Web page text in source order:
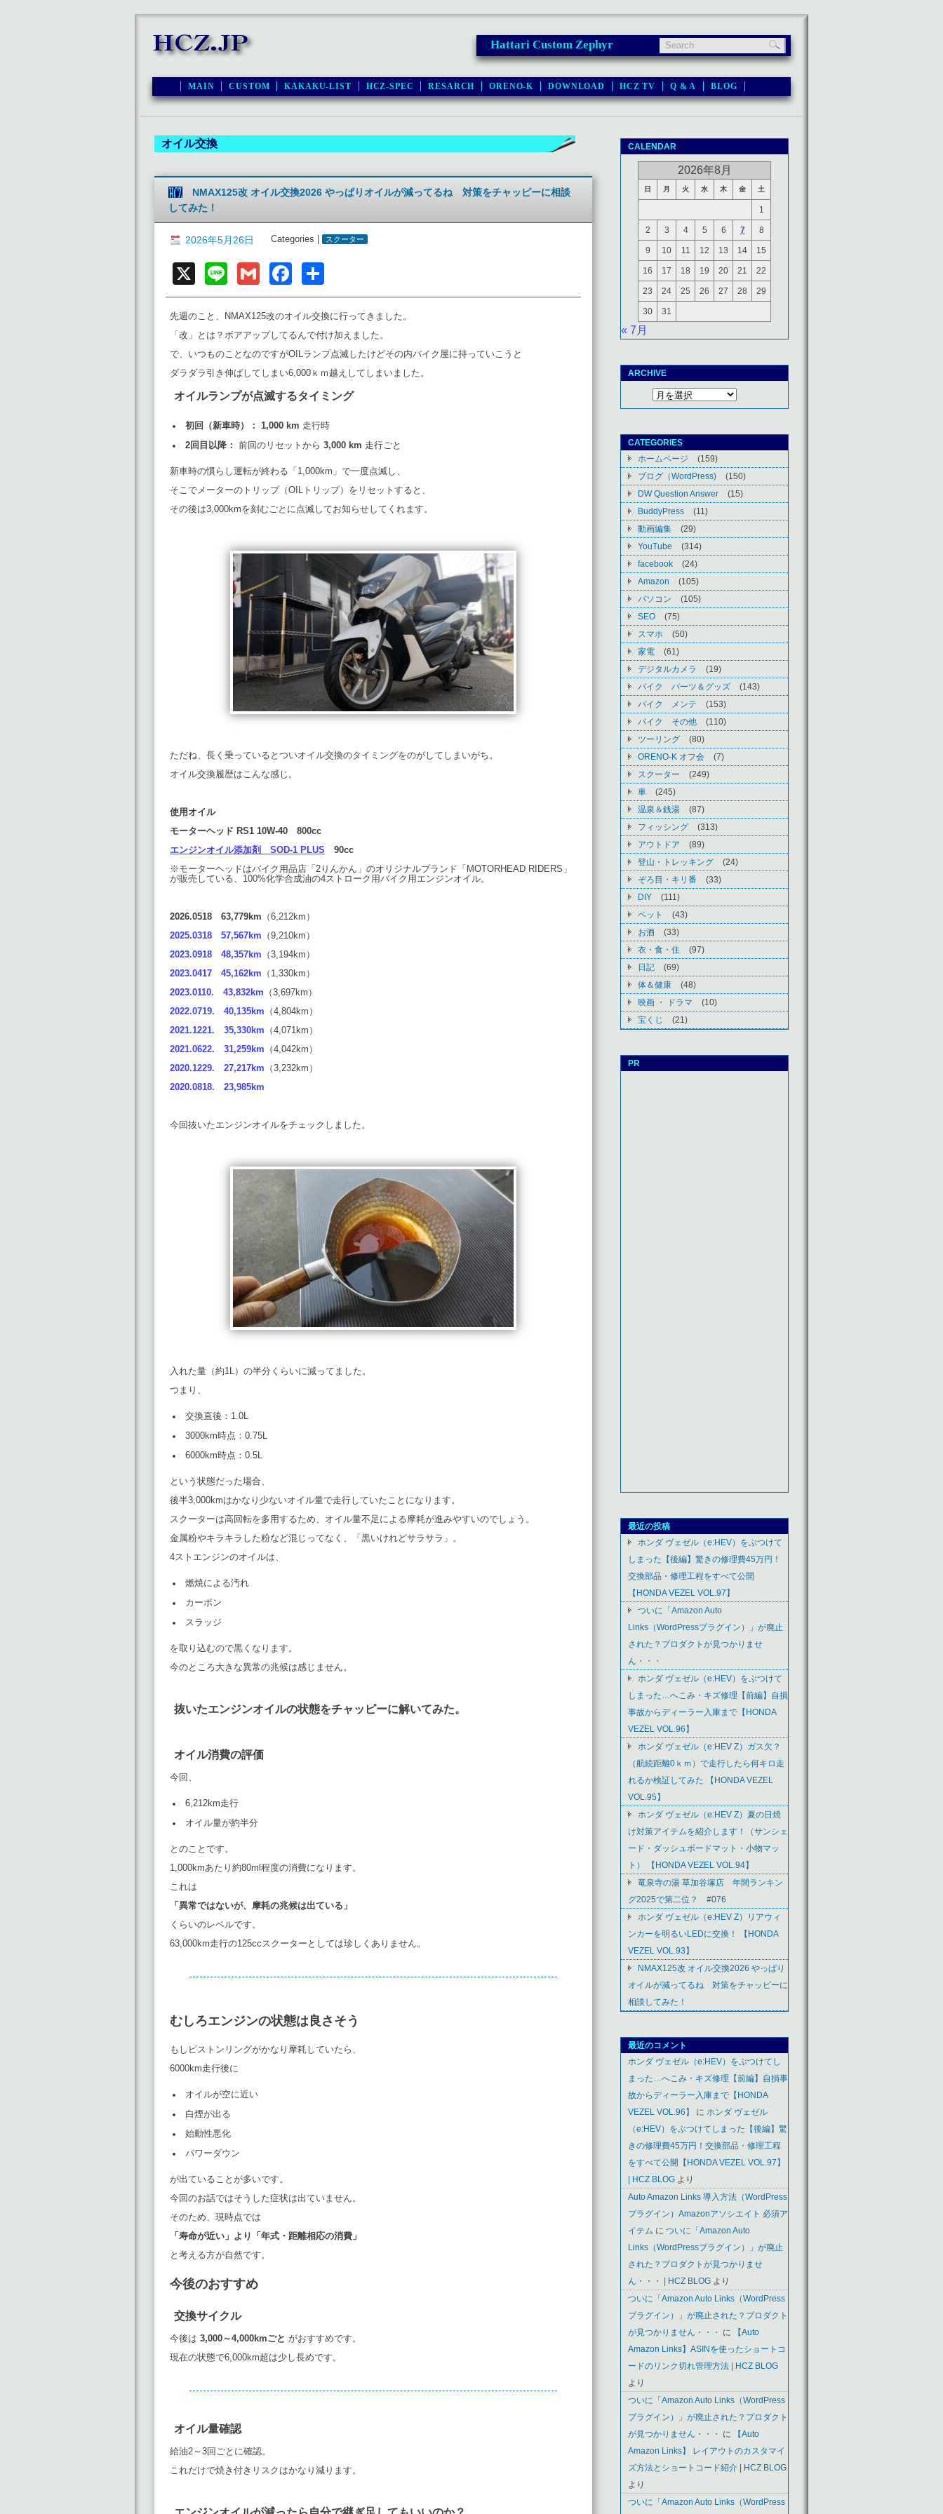
Hattari Custom Zephyr
MAIN CUSTOM KAKAKU-LIST HCZ-SPEC RESARCH ORENO-K DOWNLOAD HCZ TV Q & A BLOG
オイル交換
NMAX125改 オイル交換2026 やっぱりオイルが減ってるね 対策をチャッピーに相談
してみた！
2026年5月26日 Categories | スクーター
X Line GmailFacebook
有
先週のこと、NMAX125改のオイル交換に行ってきました。
「改」とは？ボアアップしてるんで付け加えました。
で、いつものことなのですがOILランプ点滅したけどその内バイク屋に持っていこうと
ダラダラ引き伸ばしてしまい6,000ｋｍ越えしてしまいました。
オイルランプが点滅するタイミング
初回（新車時）： 1,000 km 走行時
2回目以降：
前回のリセットから 3,000 km 走行ごと
新車時の慣らし運転が終わる「1,000km」で一度点滅し、
そこでメーターのトリップ（OILトリップ）をリセットすると、
その後は3,000kmを刻むごとに点滅してお知らせしてくれます。
ただね、長く乗っているとついオイル交換のタイミングをのがしてしまいがち。
オイル交換履歴はこんな感じ。
使用オイル
モーターヘッド RS1 10W-40 800cc
エンジンオイル添加剤 SOD-1 PLUS 90cc
※モーターヘッドはバイク用品店「2りんかん」のオリジナルブランド「MOTORHEAD RIDERS」
が販売している、100%化学合成油の4ストローク用バイク用エンジンオイル。
2026.0518 63,779km （6,212km）
2025.0318 57,567km （9,210km）
2023.0918 48,357km （3,194km）
2023.0417 45,162km （1,330km）
2023.0110. 43,832km （3,697km）
2022.0719. 40,135km （4,804km）
2021.1221. 35,330km （4,071km）
2021.0622. 31,259km （4,042km）
2020.1229. 27,217km （3,232km）
2020.0818. 23,985km
今回抜いたエンジンオイルをチェックしました。
入れた量（約1L）の半分くらいに減ってました。
つまり、
交換直後：1.0L
3000km時点：0.75L
6000km時点：0.5L
という状態だった場合、
後半3,000kmはかなり少ないオイル量で走行していたことになります。
スクーターは高回転を多用するため、オイル量不足による摩耗が進みやすいのでしょう。
金属粉やキラキラした粉など混じってなく、「黒いけれどサラサラ」。
4ストエンジンのオイルは、
燃焼による汚れ
カーボン
スラッジ
を取り込むので黒くなります。
今のところ大きな異常の兆候は感じません。
抜いたエンジンオイルの状態をチャッピーに解いてみた。
オイル消費の評価
今回、
6,212km走行
オイル量が約半分
とのことです。
1,000kmあたり約80ml程度の消費になります。
これは
「異常ではないが、摩耗の兆候は出ている」
くらいのレベルです。
63,000km走行の125ccスクーターとしては珍しくありません。
むしろエンジンの状態は良さそう
もしピストンリングがかなり摩耗していたら、
6000km走行後に
オイルが空に近い
白煙が出る
始動性悪化
パワーダウン
が出ていることが多いです。
今回のお話ではそうした症状は出ていません。
そのため、現時点では
「寿命が近い」より「年式・距離相応の消費」
と考える方が自然です。
今後のおすすめ
交換サイクル
今後は 3,000～4,000kmごと がおすすめです。
現在の状態で6,000km超は少し長めです。
オイル量確認
給油2～3回ごとに確認。
これだけで焼き付きリスクはかなり減ります。
CALENDAR
2026年8月
日 月 火 水 木 金 土
1
2 3 4 5 6 7 8
9 10 11 12 13 14 15
16 17 18 19 20 21 22
23 24 25 26 27 28 29
30 31
« 7月
ARCHIVE
CATEGORIES
ホームページ
(159)
ブログ（WordPress)
(150)
DW Question Answer
(15)
BuddyPress
(11)
動画編集
(29)
YouTube
(314)
facebook
(24)
Amazon
(105)
パソコン
(105)
SEO
(75)
スマホ
(50)
家電
(61)
デジタルカメラ
(19)
バイク パーツ＆グッズ
(143)
バイク メンテ
(153)
バイク その他
(110)
ツーリング
(80)
ORENO-K オフ会
(7)
スクーター
(249)
車
(245)
温泉＆銭湯
(87)
フィッシング
(313)
アウトドア
(89)
登山・トレッキング
(24)
ぞろ目・キリ番
(33)
DIY
(111)
ペット
(43)
お酒
(33)
衣・食・住
(97)
日記
(69)
体＆健康
(48)
映画 ・ ドラマ
(10)
宝くじ
(21)
PR
最近の投稿
ホンダ ヴェゼル（e:HEV）をぶつけて
しまった【後編】驚きの修理費45万円！
交換部品・修理工程をすべて公開
【HONDA VEZEL VOL.97】
ついに「Amazon Auto
Links（WordPressプラグイン）」が廃止
された？プロダクトが見つかりませ
ん・・・
ホンダ ヴェゼル（e:HEV）をぶつけて
しまった…へこみ・キズ修理【前編】自損
事故からディーラー入庫まで【HONDA
VEZEL VOL.96】
ホンダ ヴェゼル（e:HEV Z）ガス欠？
（航続距離0ｋｍ）で走行したら何キロ走
れるか検証してみた 【HONDA VEZEL
VOL.95】
ホンダ ヴェゼル（e:HEV Z）夏の日焼
け対策アイテムを紹介します！（サンシェ
ード・ダッシュボードマット・小物マッ
ト） 【HONDA VEZEL VOL.94】
竜泉寺の湯 草加谷塚店 年間ランキン
グ2025で第二位？ #076
ホンダ ヴェゼル（e:HEV Z）リアウィ
ンカーを明るいLEDに交換！ 【HONDA
VEZEL VOL.93】
NMAX125改 オイル交換2026 やっぱり
オイルが減ってるね 対策をチャッピーに
相談してみた！
最近のコメント
ホンダ ヴェゼル（e:HEV）をぶつけてし
まった…へこみ・キズ修理【前編】自損事
故からディーラー入庫まで【HONDA
VEZEL VOL.96】
に ホンダ ヴェゼル
（e:HEV）をぶつけてしまった【後編】驚
きの修理費45万円！交換部品・修理工程
をすべて公開【HONDA VEZEL VOL.97】
| HCZ BLOG より
Auto Amazon Links 導入方法（WordPress
プラグイン）Amazonアソシエイト 必須ア
イテム に ついに「Amazon Auto
Links（WordPressプラグイン）」が廃止
された？プロダクトが見つかりませ
ん・・・ | HCZ BLOG より
ついに「Amazon Auto Links（WordPress
プラグイン）」が廃止された？プロダクト
が見つかりません・・・
に
【Auto
Amazon Links】ASINを使ったショートコ
ードのリンク切れ管理方法 | HCZ BLOG
より
ついに「Amazon Auto Links（WordPress
プラグイン）」が廃止された？プロダクト
が見つかりません・・・
に
【Auto
Amazon Links】 レイアウトのカスタマイ
ズ方法とショートコード紹介 | HCZ BLOG
より
ついに「Amazon Auto Links（WordPress